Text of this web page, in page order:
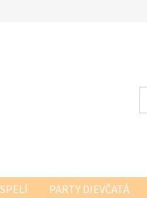
PARTY DIEVČATÁ